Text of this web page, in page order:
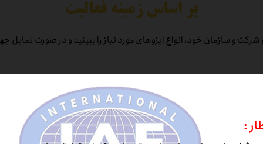
بر اساس زمینه فعالیت
و سازمان خود، انواع ایزوهای مورد نیاز را ببینید و در صورت تمایل
: